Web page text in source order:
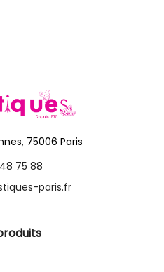
75006 Paris
75 88
paris.fr